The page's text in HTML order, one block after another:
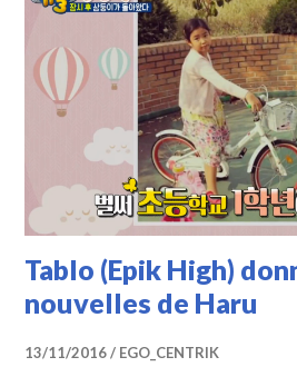
Tablo (Epik High)
nouvelles de Haru
13/11/2016 EGO_CENTRIK